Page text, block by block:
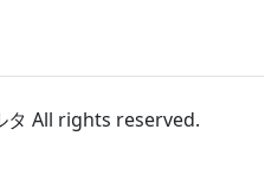
タ All rights reserved.